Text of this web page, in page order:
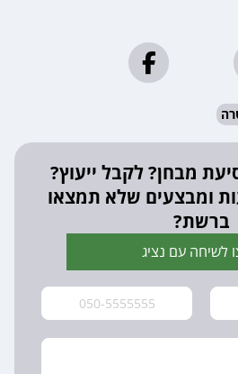
מבחן? לקבל ייעוץ?
ומבצעים שלא תמצאו
ברשת?
לשיחה עם נציג